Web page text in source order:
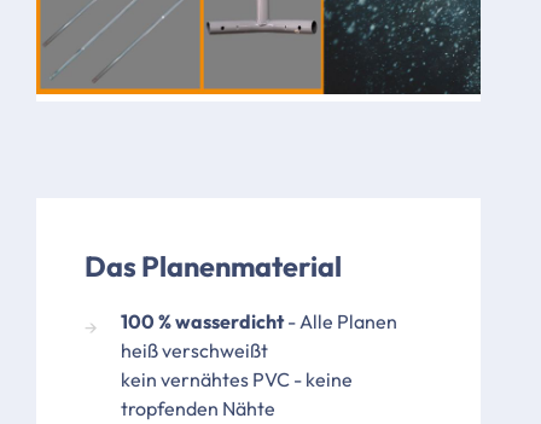
Das Planenmaterial
100 % wasserdicht- Alle Planen
heiß verschweißt
kein vernähtes PVC - keine
tropfenden Nähte